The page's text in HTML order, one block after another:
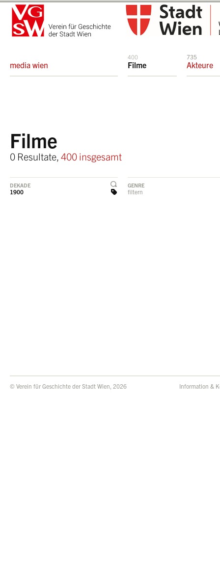
media wien
400
Filme
735
Akteure
Filme
0 Resultate, 400 insgesamt
DEKADE
1900
GENRE
filtern
© Verein für Geschichte der Stadt Wien, 2026 Information &